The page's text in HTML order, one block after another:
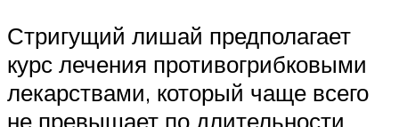
Стригущий лишай предполагает
курс лечения противогрибковыми
лекарствами, который чаще всего
не превышает по длительности